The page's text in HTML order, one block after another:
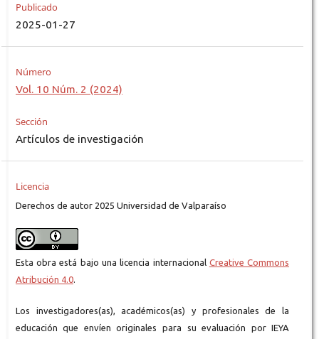
Publicado
2025-01-27
Número
Vol. 10 Núm. 2 (2024)
Sección
Artículos de investigación
Licencia
Derechos de autor 2025 Universidad de Valparaíso
Esta obra está bajo una licencia internacional Creative Commons
Atribución 4.0.
Los investigadores(as), académicos(as) y profesionales de la
educación que envíen originales para su evaluación por IEYA